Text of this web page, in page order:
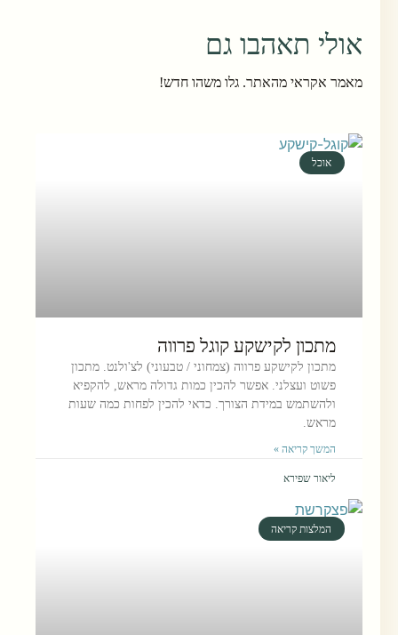
אולי תאהבו גם
מאמר אקראי מהאתר. גלו משהו חדש!
אוכל
מתכון לקישקע קוגל פרווה
מתכון לקישקע פרווה (צמחוני / טבעוני) לצ'ולנט. מתכון
פשוט ועצלני. אפשר להכין כמות גדולה מראש, להקפיא
ולהשתמש במידת הצורך. כדאי להכין לפחות כמה שעות
מראש.
המשך קריאה »
ליאור שפירא
המלצות קריאה